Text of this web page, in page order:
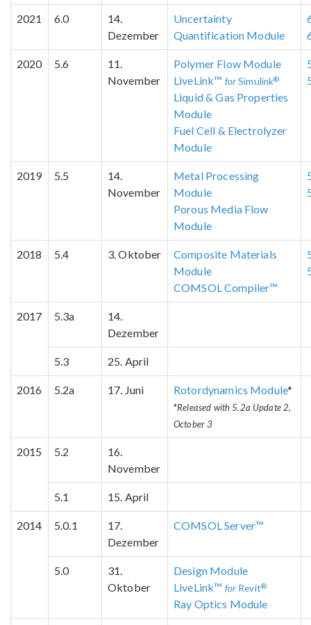
2021 6.0
14.
Dezember
Uncertainty
Quantification Module
2020 5.6
11.
November
Polymer Flow Module
LiveLink™ forSimulink®
Liquid & Gas Properties
Module
Fuel Cell & Electrolyzer
Module
2019 5.5
14.
November
Metal Processing
Module
Porous Media Flow
Module
2018 5.4 3. Oktober
Composite Materials
Module
COMSOL Compiler™
2017 5.3a
14.
Dezember
5.3 25. April
2016 5.2a 17. Juni Rotordynamics Module*
*Released with 5.2a Update 2,
October 3
2015 5.2
16.
November
5.1 15. April
2014 5.0.1
17.
Dezember
COMSOL Server™
5.0
31.
Oktober
Design Module
LiveLink™ forRevit®
Ray Optics Module